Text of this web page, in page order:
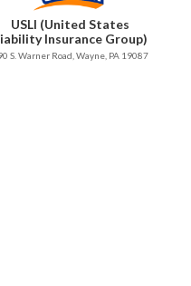
USLI (United States
Insurance Group)
S. Warner Road, Wayne, PA 19087